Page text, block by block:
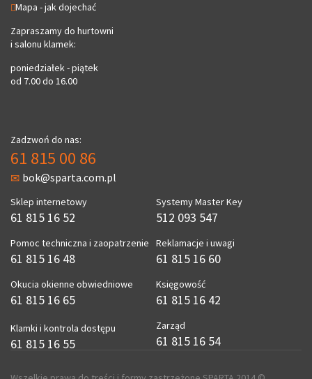
Mapa - jak dojechać
Zapraszamy do hurtowni
i salonu klamek:
poniedziałek - piątek
od 7.00 do 16.00
Zadzwoń do nas:
61 815 00 86
bok@sparta.com.pl
Sklep internetowy
61 815 16 52
Pomoc techniczna i zaopatrzenie
61 815 16 48
Okucia okienne obwiedniowe
61 815 16 65
Klamki i kontrola dostępu
61 815 16 55
Systemy Master Key
512 093 547
Reklamacje i uwagi
61 815 16 60
Księgowość
61 815 16 42
Zarząd
61 815 16 54